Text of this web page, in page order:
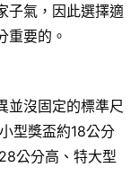
子氣，因此選擇適
重要的。
並沒固定的標準尺
型獎盃約18公分
公分高、特大型